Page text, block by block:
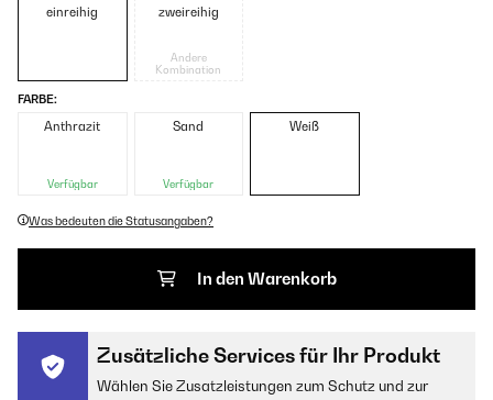
einreihig zweireihig
Andere
Kombination
FARBE:
Anthrazit
Verfügbar
Sand
Verfügbar
Weiß
Was bedeuten die Statusangaben?
In den Warenkorb
Zusätzliche Services für Ihr Produkt
Wählen Sie Zusatzleistungen zum Schutz und zur